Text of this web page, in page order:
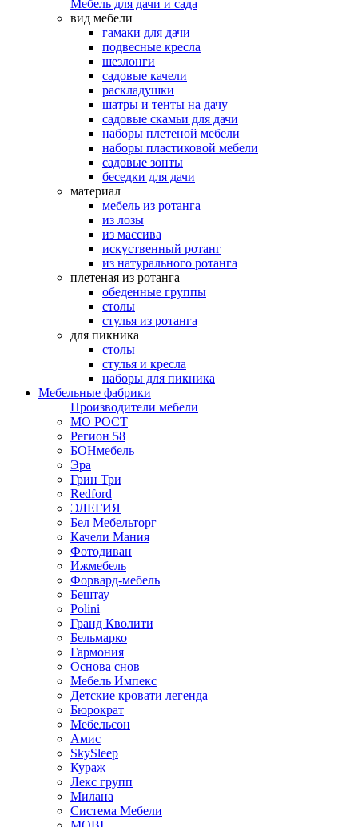
Мебель для дачи и сада
вид мебели
гамаки для дачи
подвесные кресла
шезлонги
садовые качели
раскладушки
шатры и тенты на дачу
садовые скамьи для дачи
наборы плетеной мебели
наборы пластиковой мебели
садовые зонты
беседки для дачи
материал
мебель из ротанга
из лозы
из массива
искуственный ротанг
из натурального ротанга
плетеная из ротанга
обеденные группы
столы
стулья из ротанга
для пикника
столы
стулья и кресла
наборы для пикника
Мебельные фабрики
Производители мебели
МО РОСТ
Регион 58
БОНмебель
Эра
Грин Три
Redford
ЭЛЕГИЯ
Бел Мебельторг
Качели Мания
Фотодиван
Ижмебель
Форвард-мебель
Бештау
Polini
Гранд Кволити
Бельмарко
Гармония
Основа снов
Мебель Импекс
Детские кровати легенда
Бюрократ
Мебельсон
Амис
SkySleep
Кураж
Лекс групп
Милана
Система Мебели